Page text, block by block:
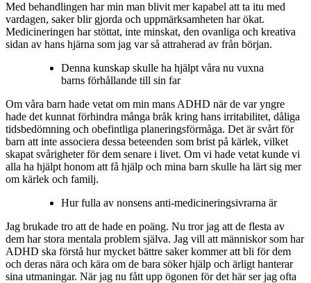
Med behandlingen har min man blivit mer kapabel att ta itu med
vardagen, saker blir gjorda och uppmärksamheten har ökat.
Medicineringen har stöttat, inte minskat, den ovanliga och kreativa
sidan av hans hjärna som jag var så attraherad av från början.
Denna kunskap skulle ha hjälpt våra nu vuxna
barns förhållande till sin far
Om våra barn hade vetat om min mans ADHD när de var yngre
hade det kunnat förhindra många bråk kring hans irritabilitet, dåliga
tidsbedömning och obefintliga planeringsförmåga. Det är svårt för
barn att inte associera dessa beteenden som brist på kärlek, vilket
skapat svårigheter för dem senare i livet. Om vi ​​hade vetat kunde vi
alla ha hjälpt honom att få hjälp och mina barn skulle ha lärt sig mer
om kärlek och familj.
Hur fulla av nonsens anti-medicineringsivrarna är
Jag brukade tro att de hade en poäng. Nu tror jag att de flesta av
dem har stora mentala problem själva. Jag vill att människor som har
ADHD ska förstå hur mycket bättre saker kommer att bli för dem
och deras nära och kära om de bara söker hjälp och ärligt hanterar
sina utmaningar. När jag nu fått upp ögonen för det här ser jag ofta